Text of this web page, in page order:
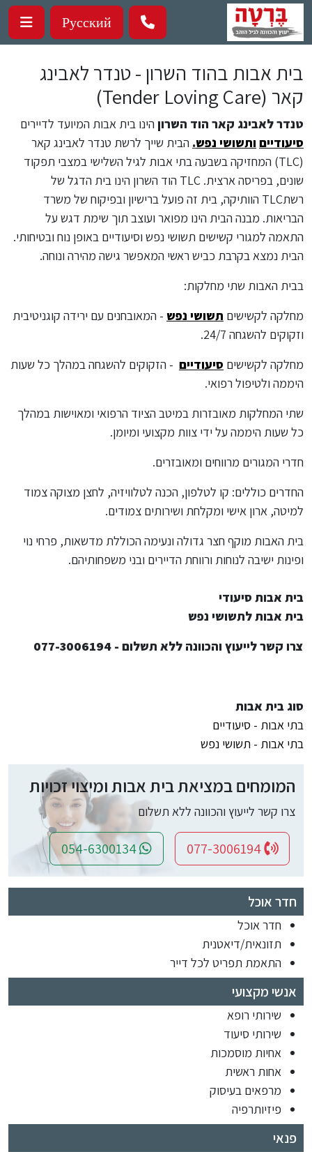
דילוג לתוכן העיקרי
Русский
בית אבות בהוד השרון - טנדר לאבינג
קאר (Tender Loving Care)
טנדר לאבינג קאר הוד השרוןהינו בית אבות המיועד לדיירים
סיעודיים ותשושי נפש. הבית שייך לרשת טנדר לאבינג קאר
(TLC) המחזיקה בשבעה בתי אבות לגיל השלישי במצבי תפקוד
שונים, בפריסה ארצית. TLC הוד השרון הינו בית הדגל של
רשתTLC הוותיקה, בית זה פועל ברישיון ובפיקוח של משרד
הבריאות. מבנה הבית הינו מפואר ועוצב תוך שימת דגש על
התאמה למגורי קשישים תשושי נפש וסיעודיים באופן נוח ובטיחותי.
הבית נמצא בקרבת כביש ראשי המאפשר גישה מהירה ונוחה.
בבית האבות שתי מחלקות:
מחלקה לקשישים תשושי נפש - המאובחנים עם ירידה קוגניטיבית
וזקוקים להשגחה 24/7.
מחלקה לקשישים סיעודיים - הזקוקים להשגחה במהלך כל שעות
היממה ולטיפול רפואי.
שתי המחלקות מאובזרות במיטב הציוד הרפואי ומאוישות במהלך
כל שעות היממה על ידי צוות מקצועי ומיומן.
חדרי המגורים מרווחים ומאובזרים.
החדרים כוללים: קו לטלפון, הכנה לטלוויזיה, לחצן מצוקה צמוד
למיטה, ארון אישי ומקלחת ושירותים צמודים.
בית האבות מוקף חצר גדולה ונעימה הכוללת מדשאות, פרחי נוי
ופינות ישיבה לנוחות ורווחת הדיירים ובני משפחותיהם.
בית אבות סיעודי
בית אבות לתשושי נפש
צרו קשר לייעוץ והכוונה ללא תשלום - 077-3006194
סוג בית אבות
בתי אבות - סיעודיים
בתי אבות - תשושי נפש
המומחים במציאת בית אבות ומיצוי זכויות
צרו קשר לייעוץ והכוונה ללא תשלום
חדר אוכל
חדר אוכל
תזונאית/דיאטנית
התאמת תפריט לכל דייר
אנשי מקצועי
שירותי רופא
שירותי סיעוד
אחיות מוסמכות
אחות ראשית
מרפאים בעיסוק
פיזיותרפיה
פנאי